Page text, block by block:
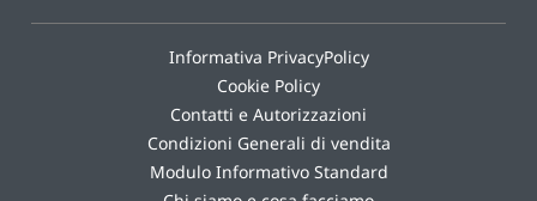
Informativa PrivacyPolicy
Cookie Policy
Contatti e Autorizzazioni
Condizioni Generali di vendita
Modulo Informativo Standard